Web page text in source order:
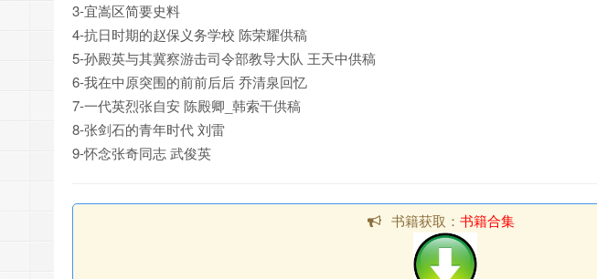
3-宜嵩区简要史料
4-抗日时期的赵保义务学校 陈荣耀供稿
5-孙殿英与其冀察游击司令部教导大队 王天中供稿
6-我在中原突围的前前后后 乔清泉回忆
7-一代英烈张自安 陈殿卿_韩索干供稿
8-张剑石的青年时代 刘雷
9-怀念张奇同志 武俊英
书籍获取： 书籍合集